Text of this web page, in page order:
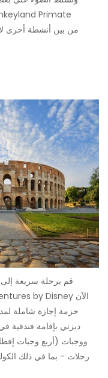
قم برحلة سريعة
حزمة إجازة شاملة
ديزني بإقامة فندقية
ووجبات (أربع وجبات
رحلات - بما في ذلك